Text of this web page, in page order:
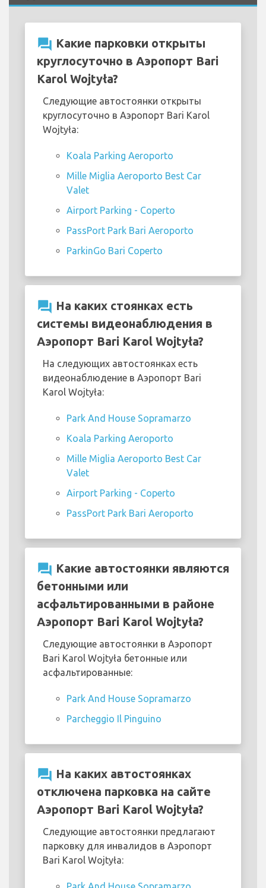
question_answer Какие парковки открыты
круглосуточно в Аэропорт Bari
Karol Wojtyła?
Следующие автостоянки открыты
круглосуточно в Аэропорт Bari Karol
Wojtyła:
Koala Parking Aeroporto
Mille Miglia Aeroporto Best Car
Valet
Airport Parking - Coperto
PassPort Park Bari Aeroporto
ParkinGo Bari Coperto
question_answer На каких стоянках есть
системы видеонаблюдения в
Аэропорт Bari Karol Wojtyła?
На следующих автостоянках есть
видеонаблюдение в Аэропорт Bari
Karol Wojtyła:
Park And House Sopramarzo
Koala Parking Aeroporto
Mille Miglia Aeroporto Best Car
Valet
Airport Parking - Coperto
PassPort Park Bari Aeroporto
question_answer Какие автостоянки являются
бетонными или
асфальтированными в районе
Аэропорт Bari Karol Wojtyła?
Следующие автостоянки в Аэропорт
Bari Karol Wojtyła бетонные или
асфальтированные:
Park And House Sopramarzo
Parcheggio Il Pinguino
question_answer На каких автостоянках
отключена парковка на сайте
Аэропорт Bari Karol Wojtyła?
Следующие автостоянки предлагают
парковку для инвалидов в Аэропорт
Bari Karol Wojtyła: